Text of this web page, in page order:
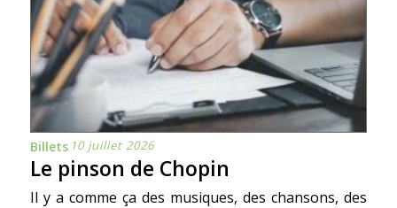
Billets 10 juillet 2026
Le pinson de Chopin
Il y a comme ça des musiques, des chansons, des